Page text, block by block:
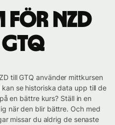
för NZD
till GTQ använder mittkursen
se historiska data upp till de
en bättre kurs? Ställ in en
när den blir bättre. Och med
missar du aldrig de senaste